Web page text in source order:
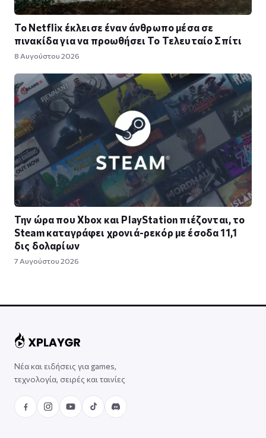
Το Netflix έκλεισε έναν άνθρωπο μέσα σε
πινακίδα για να προωθήσει Το Τελευταίο Σπίτι
8 Αυγούστου 2026
Την ώρα που Xbox και PlayStation πιέζονται, το
Steam καταγράφει χρονιά-ρεκόρ με έσοδα 11,1
δις δολαρίων
7 Αυγούστου 2026
Νέα και ειδήσεις για games,
τεχνολογία, σειρές και ταινίες